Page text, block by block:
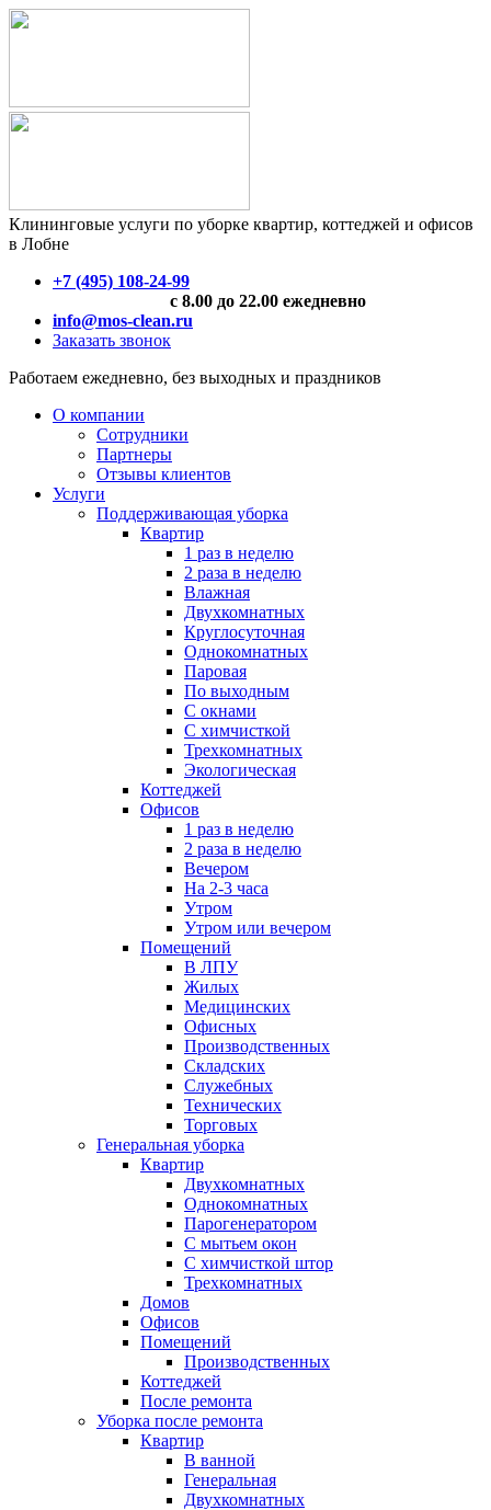
Клининговые услуги по уборке квартир, коттеджей и офисов
в Лобне
+7 (495) 108-24-99
с 8.00 до 22.00 ежедневно
info@mos-clean.ru
Заказать звонок
Работаем ежедневно, без выходных и праздников
О компании
Сотрудники
Партнеры
Отзывы клиентов
Услуги
Поддерживающая уборка
Квартир
1 раз в неделю
2 раза в неделю
Влажная
Двухкомнатных
Круглосуточная
Однокомнатных
Паровая
По выходным
С окнами
С химчисткой
Трехкомнатных
Экологическая
Коттеджей
Офисов
1 раз в неделю
2 раза в неделю
Вечером
На 2-3 часа
Утром
Утром или вечером
Помещений
В ЛПУ
Жилых
Медицинских
Офисных
Производственных
Складских
Служебных
Технических
Торговых
Генеральная уборка
Квартир
Двухкомнатных
Однокомнатных
Парогенератором
С мытьем окон
С химчисткой штор
Трехкомнатных
Домов
Офисов
Помещений
Производственных
Коттеджей
После ремонта
Уборка после ремонта
Квартир
В ванной
Генеральная
Двухкомнатных